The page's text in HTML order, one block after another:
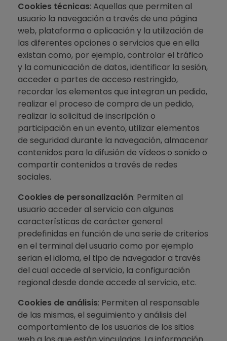
Cookies técnicas: Aquellas que permiten al
usuario la navegación a través de una página
web, plataforma o aplicación y la utilización de
las diferentes opciones o servicios que en ella
existan como, por ejemplo, controlar el tráfico
y la comunicación de datos, identificar la sesión,
acceder a partes de acceso restringido,
recordar los elementos que integran un pedido,
realizar el proceso de compra de un pedido,
realizar la solicitud de inscripción o
participación en un evento, utilizar elementos
de seguridad durante la navegación, almacenar
contenidos para la difusión de vídeos o sonido o
compartir contenidos a través de redes
sociales.
Cookies de personalización: Permiten al
usuario acceder al servicio con algunas
características de carácter general
predefinidas en función de una serie de criterios
en el terminal del usuario como por ejemplo
serian el idioma, el tipo de navegador a través
del cual accede al servicio, la configuración
regional desde donde accede al servicio, etc.
Cookies de análisis: Permiten al responsable
de las mismas, el seguimiento y análisis del
comportamiento de los usuarios de los sitios